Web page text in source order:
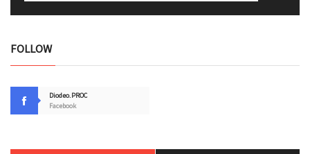
FOLLOW
Diodeo.PROC
Facebook